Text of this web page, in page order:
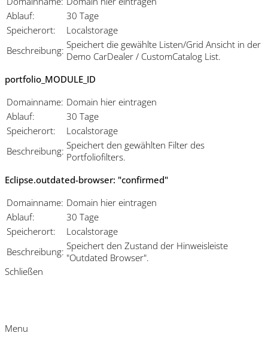
Ablauf:
30 Tage
Speicherort:
Localstorage
Beschreibung: Speichert die gewählte Listen/Grid Ansicht in der
Demo CarDealer / CustomCatalog List.
portfolio_MODULE_ID
Domainname: Domain hier eintragen
Ablauf:
30 Tage
Speicherort:
Localstorage
Beschreibung: Speichert den gewählten Filter des
Portfoliofilters.
Eclipse.outdated-browser: "confirmed"
Domainname: Domain hier eintragen
Ablauf:
30 Tage
Speicherort:
Localstorage
Beschreibung: Speichert den Zustand der Hinweisleiste
"Outdated Browser".
Schließen
Menu